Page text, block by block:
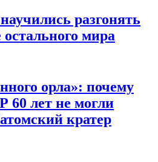
разгонять
мира
орла»: почему
лет не могли
кратер